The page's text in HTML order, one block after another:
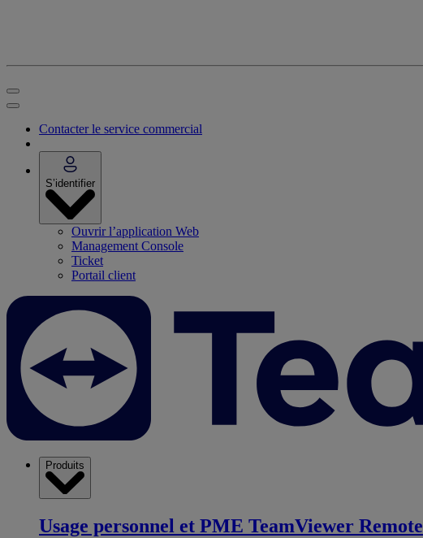
Contacter le service commercial
S’identifier
Ouvrir l’application Web
Management Console
Ticket
Portail client
Produits
Usage personnel et PME TeamViewer Remote